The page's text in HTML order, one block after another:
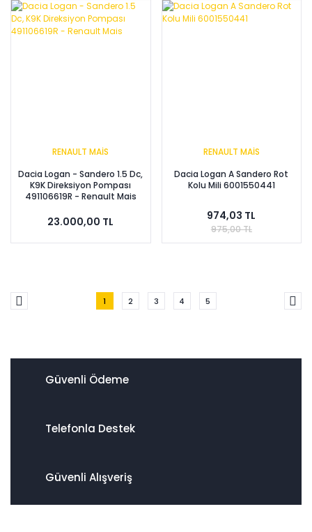
RENAULT MAİS
Dacia Logan - Sandero 1.5 Dc,
K9K Direksiyon Pompası
491106619R - Renault Mais
23.000,00 TL
RENAULT MAİS
Dacia Logan A Sandero Rot
Kolu Mili 6001550441
974,03 TL
975,00 TL
1 2 3 4 5
Güvenli Ödeme
Telefonla Destek
Güvenli Alışveriş